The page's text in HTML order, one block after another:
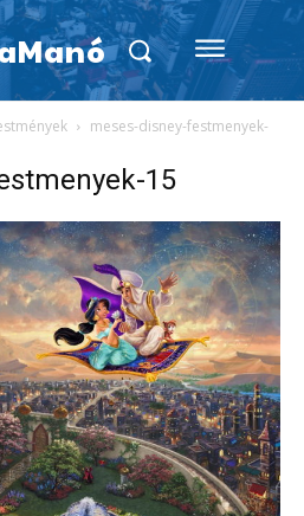
meses-disney-festmenyek-
15